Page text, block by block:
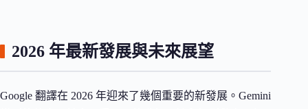
2026 年最新發展與未來展望
Google 翻譯在 2026 年迎來了幾個重要的新發展。Gemini